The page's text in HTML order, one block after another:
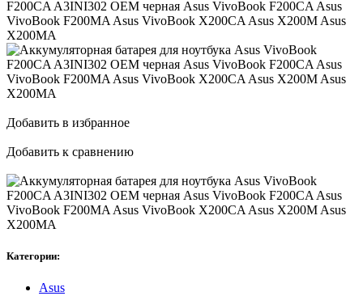
Добавить в избранное
Добавить к сравнению
Категории:
Asus